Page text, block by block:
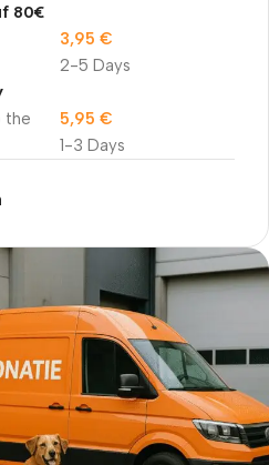
80€
2-5 Days
3,95 €
the
1-3 Days
5,95 €